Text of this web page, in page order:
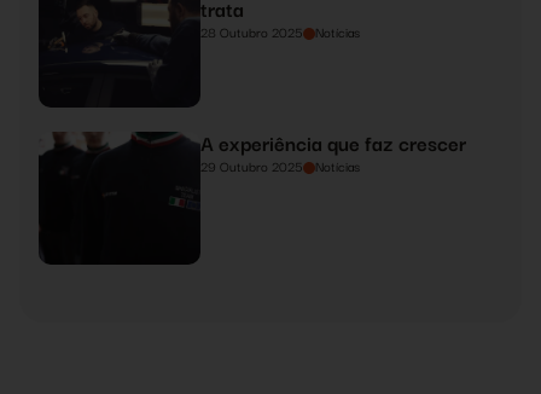
trata
28 Outubro 2025 Notícias
A experiência que faz crescer
29 Outubro 2025 Notícias